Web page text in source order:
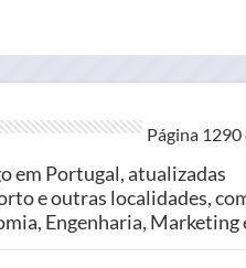
Página 1290
em Portugal, atualizadas
e outras localidades,
Engenharia, Marketing